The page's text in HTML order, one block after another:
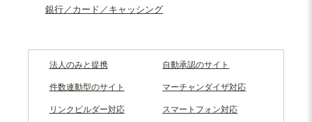
銀行／カード／キャッシング
法人のみと提携 自動承認のサイト
件数連動型のサイト マーチャンダイザ対応
リンクビルダー対応 スマートフォン対応